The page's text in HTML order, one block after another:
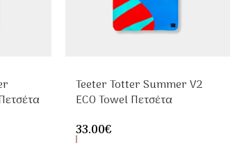
Teeter Totter Summer V2
ECO Towel Πετσέτα
33.00€